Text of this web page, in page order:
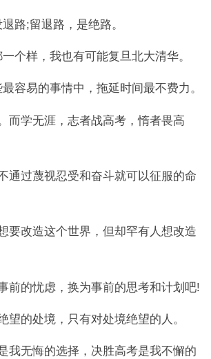
路;留退路，是绝路。
个样，我也有可能复旦北大清华。
容易的事情中，拖延时间最不费力。
而学无涯，志者战高考，惰者畏高
通过蔑视忍受和奋斗就可以征服的命
要改造这个世界，但却罕有人想改造
前的忧虑，换为事前的思考和计划吧!
望的处境，只有对处境绝望的人。
我无悔的选择，决胜高考是我不懈的